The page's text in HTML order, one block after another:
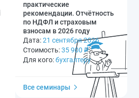
практические
рекомендации. Отчётность
по НДФЛ и страховым
взносам в 2026 году
Дата:21 сентября 2026
Стоимость:35 900 ₽
Для кого:бухгалтеру
Все семинары